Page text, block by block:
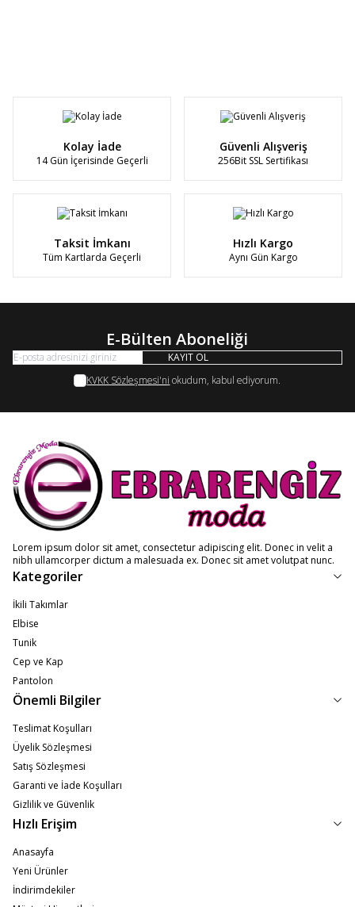
Kolay İade
14 Gün İçerisinde Geçerli
Güvenli Alışveriş
256Bit SSL Sertifikası
Taksit İmkanı
Tüm Kartlarda Geçerli
Hızlı Kargo
Aynı Gün Kargo
E-Bülten Aboneliği
KAYIT OL
KVKK Sözleşmesi'ni okudum, kabul ediyorum.
Lorem ipsum dolor sit amet, consectetur adipiscing elit. Donec in velit a
nibh ullamcorper dictum a malesuada ex. Donec sit amet volutpat nunc.
Kategoriler
İkili Takımlar
Elbise
Tunik
Cep ve Kap
Pantolon
Önemli Bilgiler
Teslimat Koşulları
Üyelik Sözleşmesi
Satış Sözleşmesi
Garanti ve İade Koşulları
Gizlilik ve Güvenlik
Hızlı Erişim
Anasayfa
Yeni Ürünler
İndirimdekiler